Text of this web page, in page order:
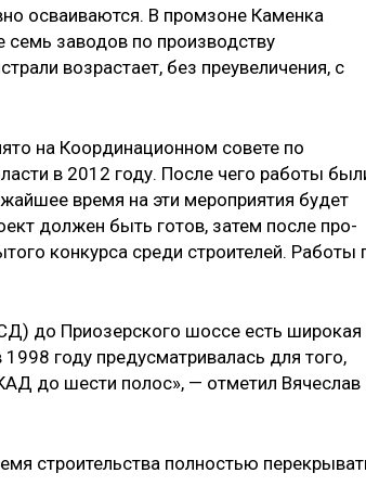
осваиваются. В промзоне Каменка
заводов по производству
возрастает, без пре­увеличения, с
на Координаци­онном совете по
в 2012 году. После чего работы
время на эти мероприятия будет
должен быть готов, затем после про­
конкурса среди строителей. Работы
до Приозерского шоссе есть широкая
году предусматривалась для того,
до шести полос», — отметил Вячеслав
строительства полностью